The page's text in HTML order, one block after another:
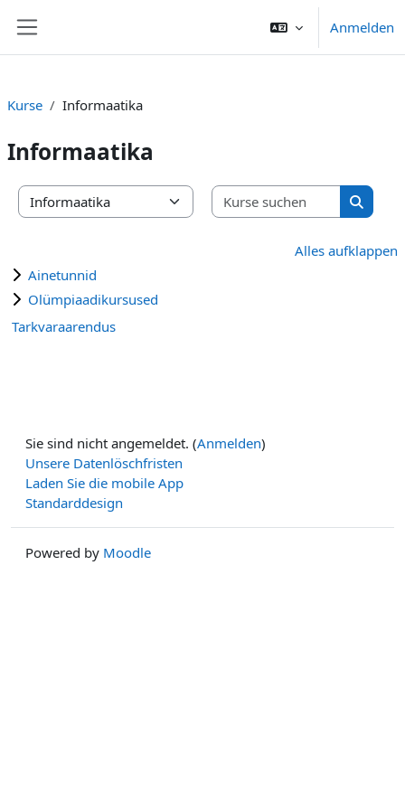
Anmelden
Kurse Informaatika
Informaatika
Kursbereiche
Kurse
Kurse
Alles aufklappen
Ainetunnid
Olümpiaadikursused
Tarkvaraarendus
Sie sind nicht angemeldet. (Anmelden)
Unsere Datenlöschfristen
Laden Sie die mobile App
Standarddesign
Powered by Moodle